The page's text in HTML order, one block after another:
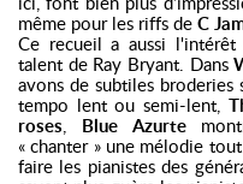
même pour les riffs de C
Ce recueil a aussi
talent de Ray Bryant. Dans
avons de subtiles broderies
tempo lent ou semi-lent,
roses, Blue Azurte
« chanter » une mélodie
faire les pianistes des